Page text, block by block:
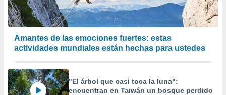
Amantes de las emociones fuertes: estas
actividades mundiales están hechas para ustedes
"El árbol que casi toca la luna":
encuentran en Taiwán un bosque perdido